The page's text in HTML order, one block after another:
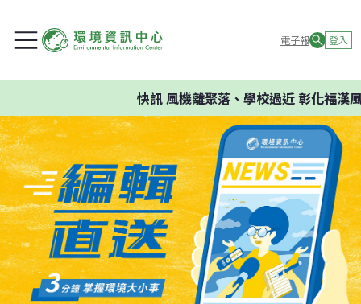
電子報 登入
快訊風機離聚落、學校過近 彰化福漢風